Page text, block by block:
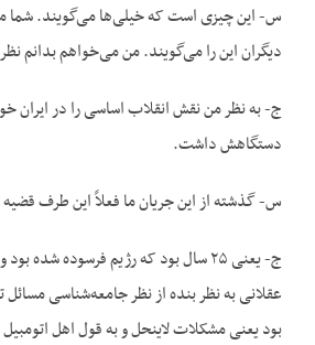
س- این چیزی است که خیلی‌ها می‌گویند. شما
دیگران این را می‌گویند. من می‌خواهم بدانم
ج- به نظر من نقش انقلاب اساسی را در ایران
دستگاهش داشت.
س- گذشته از این جریان ما فعلاً این طرف
ج- یعنی ۲۵ سال بود که رژیم فرسوده شده
عقلانی به نظر بنده از نظر جامعه‌شناسی
بود یعنی مشکلات لاینحل و به قول اهل